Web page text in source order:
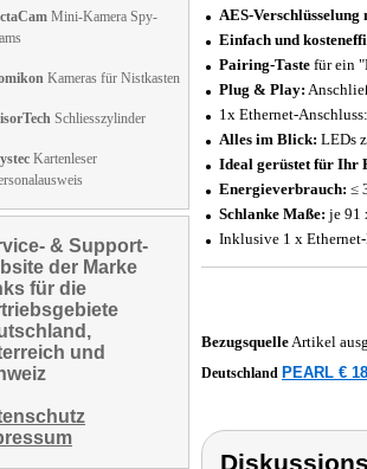
Mini-Kamera Spy-
Kameras für Nistkasten
Schliesszylinder
Kartenleser
& Support-
der Marke
für die
und
AES-
Einfach und
Pairing-Taste für ein
Plug & Play:
1x Ethernet-
Alles im Blick: LEDs
Ideal gerüstet für Ihr
Energieverbrauch: ≤
Schlanke Maße: je 91
Inklusive 1 x
BezugsquelleArtikel
Deutschland PEARL €